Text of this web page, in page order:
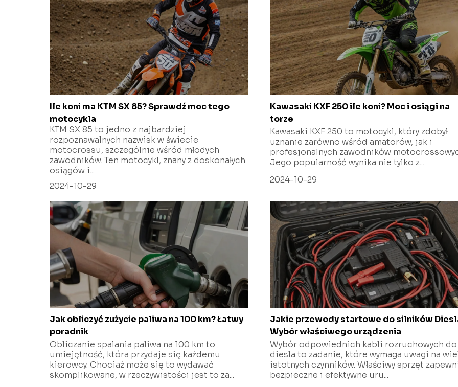
Ile koni ma KTM SX 85? Sprawdź moc tego
motocykla
KTM SX 85 to jedno z najbardziej
rozpoznawalnych nazwisk w świecie
motocrossu, szczególnie wśród młodych
zawodników. Ten motocykl, znany z doskonałych
osiągów i...
2024-10-29
Kawasaki KXF 250 ile koni? Moc i osiągi na
torze
Kawasaki KXF 250 to motocykl, który zdobył
uznanie zarówno wśród amatorów, jak i
profesjonalnych zawodników
Jego popularność wynika nie tylko z...
2024-10-29
Jak obliczyć zużycie paliwa na 100 km? Łatwy
poradnik
Obliczanie spalania paliwa na 100 km to
umiejętność, która przydaje się każdemu
kierowcy. Chociaż może się to wydawać
skomplikowane, w rzeczywistości jest to za...
Jakie przewody startowe do silników
Wybór właściwego urządzenia
Wybór odpowiednich kabli rozruchowych do
diesla to zadanie, które wymaga uwagi na
istotnych czynników. Właściwy sprzęt
bezpieczne i efektywne uru...